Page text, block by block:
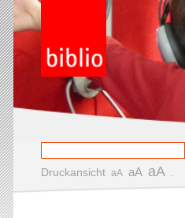
Druckansicht aA aA aA